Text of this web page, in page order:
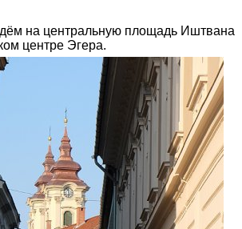
на центральную площадь Иштвана
центре Эгера.